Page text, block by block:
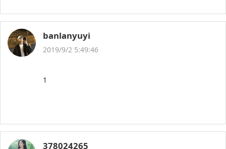
banlanyuyi
2019/9/2 5:49:46
1
378024265